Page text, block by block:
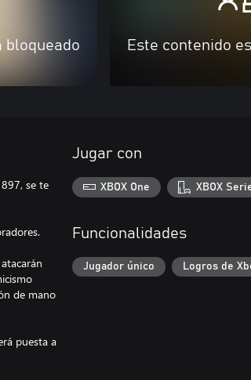
bloqueado Este contenido
se te
de mano
puesta a
Jugar con
XBOX One XBOX
Funcionalidades
Jugador único Logros de